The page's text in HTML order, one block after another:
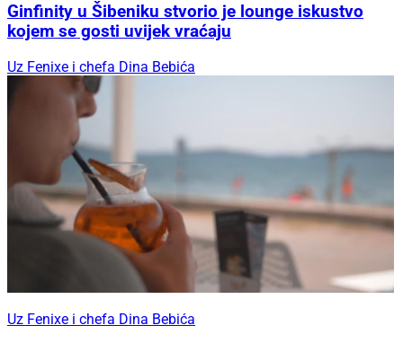
Ginfinity u Šibeniku stvorio je lounge iskustvo
kojem se gosti uvijek vraćaju
Uz Fenixe i chefa Dina Bebića
Uz Fenixe i chefa Dina Bebića